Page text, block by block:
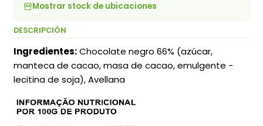
Mostrar stock de ubicaciones
DESCRIPCIÓN
Ingredientes:Chocolate negro 66% (azúcar,
manteca de cacao, masa de cacao, emulgente -
lecitina de soja), Avellana